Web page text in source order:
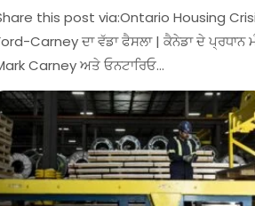
this post via:Ontario Housing
Carney ਦਾ ਵੱਡਾ ਫੈਸਲਾ | ਕੈਨੇਡਾ ਦੇ ਪ੍ਰਧਾਨ
Carney ਅਤੇ ਓਨਟਾਰਿਓ…